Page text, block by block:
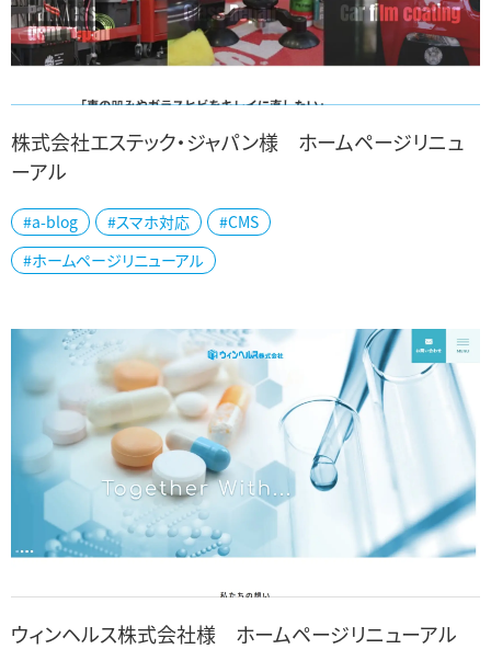
新潟市西区の株式会社エステック・ジャパン様の公式ホームページを
制作しました。 自動車のフロントガラスのリペア・交換、凹みのデント
リペア、フィルムコーティングを...
株式会社エステック・ジャパン様 ホームページリニュ
ーアル
#a-blog #スマホ対応
#CMS
#ホームページリニューアル
ウィンヘルス株式会社様 ホームページリニューアル